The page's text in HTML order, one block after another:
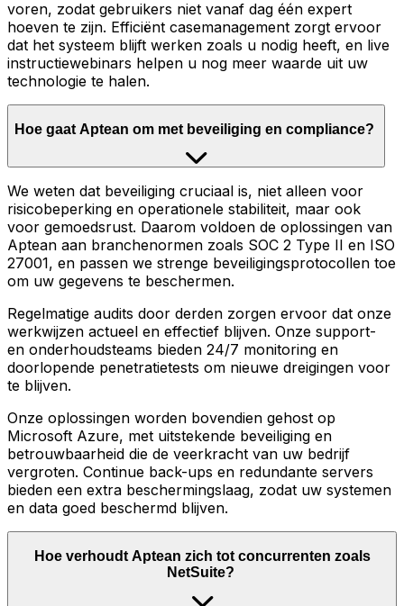
voren, zodat gebruikers niet vanaf dag één expert
hoeven te zijn. Efficiënt casemanagement zorgt ervoor
dat het systeem blijft werken zoals u nodig heeft, en live
instructiewebinars helpen u nog meer waarde uit uw
technologie te halen.
Hoe gaat Aptean om met beveiliging en compliance?
We weten dat beveiliging cruciaal is, niet alleen voor
risicobeperking en operationele stabiliteit, maar ook
voor gemoedsrust. Daarom voldoen de oplossingen van
Aptean aan branchenormen zoals SOC 2 Type II en ISO
27001, en passen we strenge beveiligingsprotocollen toe
om uw gegevens te beschermen.
Regelmatige audits door derden zorgen ervoor dat onze
werkwijzen actueel en effectief blijven. Onze support-
en onderhoudsteams bieden 24/7 monitoring en
doorlopende penetratietests om nieuwe dreigingen voor
te blijven.
Onze oplossingen worden bovendien gehost op
Microsoft Azure, met uitstekende beveiliging en
betrouwbaarheid die de veerkracht van uw bedrijf
vergroten. Continue back-ups en redundante servers
bieden een extra beschermingslaag, zodat uw systemen
en data goed beschermd blijven.
Hoe verhoudt Aptean zich tot concurrenten zoals
NetSuite?